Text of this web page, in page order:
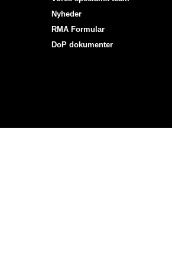
Nyheder
RMA Formular
DoP dokumenter